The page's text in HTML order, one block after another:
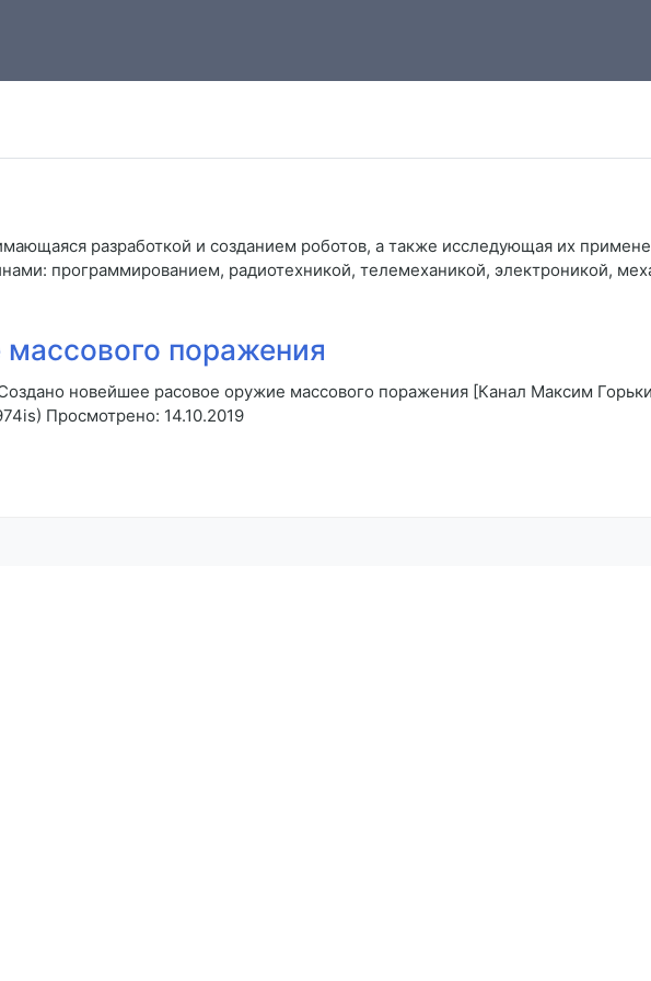
разработкой и созданием роботов, а также исследующая их
программированием, радиотехникой, телемеханикой, электроникой,
поражения
новейшее расовое оружие массового поражения [Канал Максим
Просмотрено: 14.10.2019